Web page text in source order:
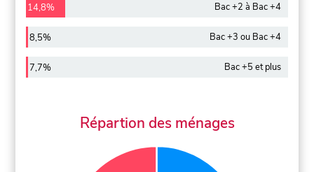
14,8% Bac +2 à Bac +4
8,5% Bac +3 ou Bac +4
7,7% Bac +5 et plus
Répartion des ménages